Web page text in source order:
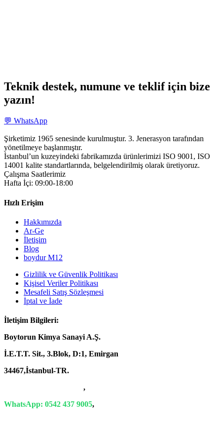
Teknik destek, numune ve teklif için bize
yazın!
💬 WhatsApp
Şirketimiz 1965 senesinde kurulmuştur. 3. Jenerasyon tarafından
yönetilmeye başlanmıştır.
İstanbul’un kuzeyindeki fabrikamızda ürünlerimizi ISO 9001, ISO
14001 kalite standartlarında, belgelendirilmiş olarak üretiyoruz.
Çalışma Saatlerimiz
Hafta İçi: 09:00-18:00
Hızlı Erişim
Hakkımızda
Ar-Ge
İletişim
Blog
boydur M12
Gizlilik ve Güvenlik Politikası
Kişisel Veriler Politikası
Mesafeli Satış Sözleşmesi
İptal ve İade
İletişim Bilgileri:
Boytorun Kimya Sanayi A.Ş.
İ.E.T.T. Sit., 3.Blok, D:1, Emirgan
34467,İstanbul-TR.
,
WhatsApp: 0542 437 9005,